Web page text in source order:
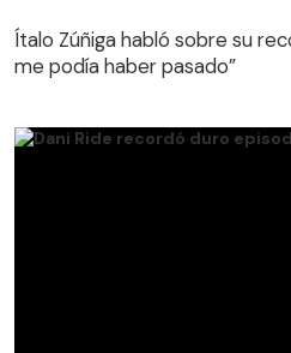
Ítalo Zúñiga habló sobre su
me podía haber pasado”